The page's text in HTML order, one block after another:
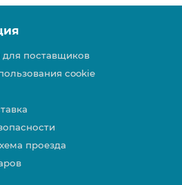
поставщиков
cookie
проезда